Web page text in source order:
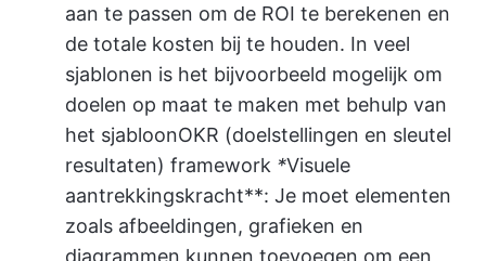
aan te passen om de ROI te berekenen en
de totale kosten bij te houden. In veel
sjablonen is het bijvoorbeeld mogelijk om
doelen op maat te maken met behulp van
het sjabloonOKR (doelstellingen en sleutel
resultaten) framework *Visuele
aantrekkingskracht**: Je moet elementen
zoals afbeeldingen, grafieken en
diagrammen kunnen toevoegen om een